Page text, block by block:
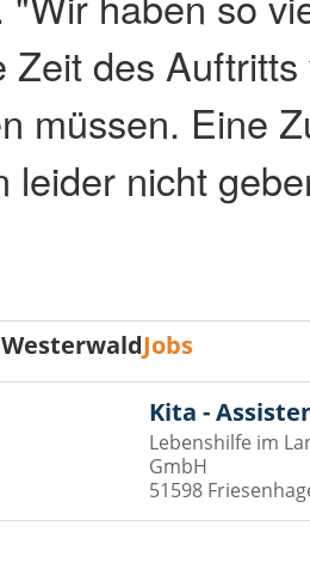
Zeit des
müssen. Eine
leider nicht
WesterwaldJobs
Kita -
Lebenshilfe im
GmbH
51598